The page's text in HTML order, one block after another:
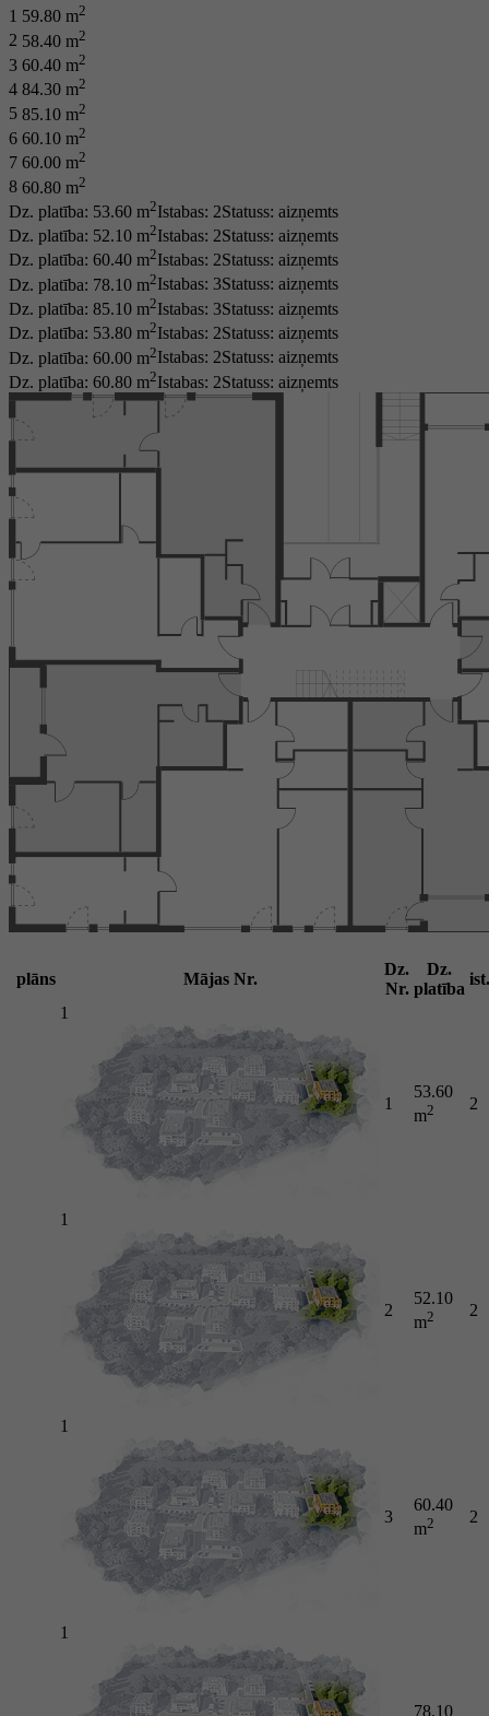
1 59.80 m2
2 58.40 m2
3 60.40 m2
4 84.30 m2
5 85.10 m2
6 60.10 m2
7 60.00 m2
8 60.80 m2
Dz. platība: 53.60 m2Istabas: 2Statuss: aizņemts
Dz. platība: 52.10 m2Istabas: 2Statuss: aizņemts
Dz. platība: 60.40 m2Istabas: 2Statuss: aizņemts
Dz. platība: 78.10 m2Istabas: 3Statuss: aizņemts
Dz. platība: 85.10 m2Istabas: 3Statuss: aizņemts
Dz. platība: 53.80 m2Istabas: 2Statuss: aizņemts
Dz. platība: 60.00 m2Istabas: 2Statuss: aizņemts
Dz. platība: 60.80 m2Istabas: 2Statuss: aizņemts
plāns Mājas Nr.
Dz.
Nr.
Dz.
platība
ist.
1
1
53.60
m2 2
1
2
52.10
m2 2
1
3
60.40
m2 2
1
78.10